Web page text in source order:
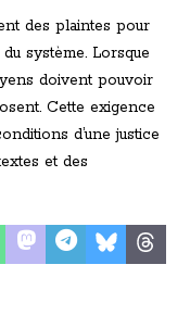
des plaintes pour
système. Lorsque
doivent pouvoir
Cette exigence
d’une justice
et des